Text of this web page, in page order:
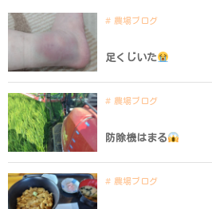
農場ブログ
足くじいた
農場ブログ
防除機はまる
農場ブログ